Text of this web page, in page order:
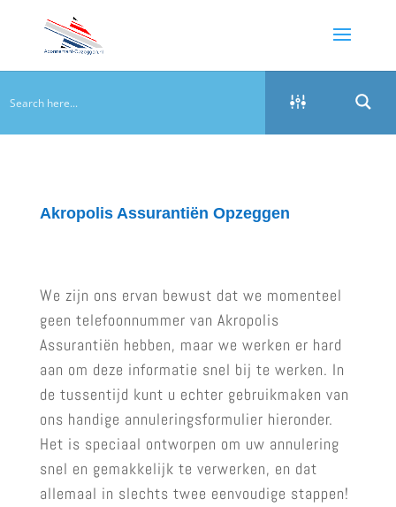
Akropolis Assurantiën Opzeggen
We zijn ons ervan bewust dat we momenteel
geen telefoonnummer van Akropolis
Assurantiën hebben, maar we werken er hard
aan om deze informatie snel bij te werken. In
de tussentijd kunt u echter gebruikmaken van
ons handige annuleringsformulier hieronder.
Het is speciaal ontworpen om uw annulering
snel en gemakkelijk te verwerken, en dat
allemaal in slechts twee eenvoudige stappen!